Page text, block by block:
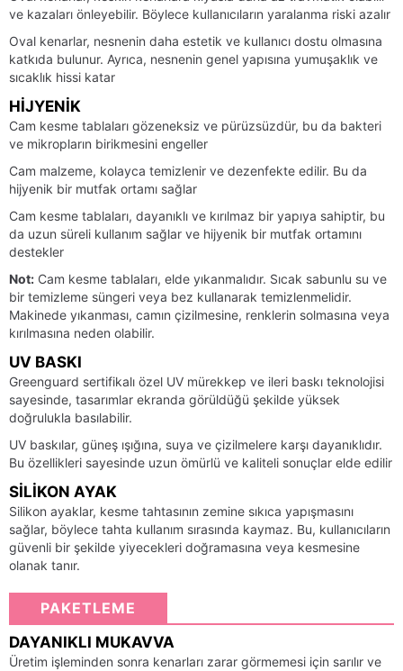
ve kazaları önleyebilir. Böylece kullanıcıların yaralanma riski azalır
Oval kenarlar, nesnenin daha estetik ve kullanıcı dostu olmasına
katkıda bulunur. Ayrıca, nesnenin genel yapısına yumuşaklık ve
sıcaklık hissi katar
HIJYENIK
Cam kesme tablaları gözeneksiz ve pürüzsüzdür, bu da bakteri
ve mikropların birikmesini engeller
Cam malzeme, kolayca temizlenir ve dezenfekte edilir. Bu da
hijyenik bir mutfak ortamı sağlar
Cam kesme tablaları, dayanıklı ve kırılmaz bir yapıya sahiptir, bu
da uzun süreli kullanım sağlar ve hijyenik bir mutfak ortamını
destekler
Not: Cam kesme tablaları, elde yıkanmalıdır. Sıcak sabunlu su ve
bir temizleme süngeri veya bez kullanarak temizlenmelidir.
Makinede yıkanması, camın çizilmesine, renklerin solmasına veya
kırılmasına neden olabilir.
UV BASKI
Greenguard sertifikalı özel UV mürekkep ve ileri baskı teknolojisi
sayesinde, tasarımlar ekranda görüldüğü şekilde yüksek
doğrulukla basılabilir.
UV baskılar, güneş ışığına, suya ve çizilmelere karşı dayanıklıdır.
Bu özellikleri sayesinde uzun ömürlü ve kaliteli sonuçlar elde edilir
SILIKON AYAK
Silikon ayaklar, kesme tahtasının zemine sıkıca yapışmasını
sağlar, böylece tahta kullanım sırasında kaymaz. Bu, kullanıcıların
güvenli bir şekilde yiyecekleri doğramasına veya kesmesine
olanak tanır.
PAKETLEME
DAYANIKLI MUKAVVA
Üretim işleminden sonra kenarları zarar görmemesi için sarılır ve